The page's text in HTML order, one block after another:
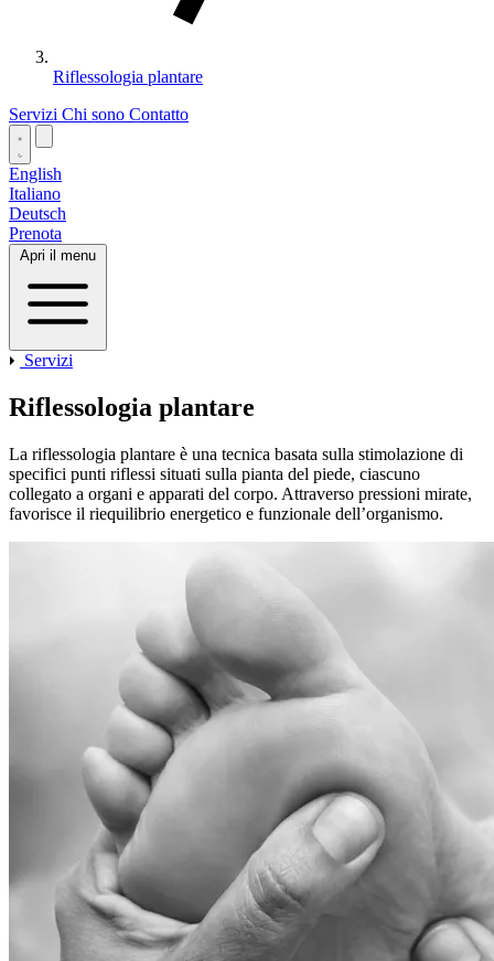
Riflessologia plantare
Servizi Chi sono Contatto
English
Italiano
Deutsch
Prenota
Apri il menu
Servizi
Riflessologia plantare
La riflessologia plantare è una tecnica basata sulla stimolazione di
specifici punti riflessi situati sulla pianta del piede, ciascuno
collegato a organi e apparati del corpo. Attraverso pressioni mirate,
favorisce il riequilibrio energetico e funzionale dell’organismo.